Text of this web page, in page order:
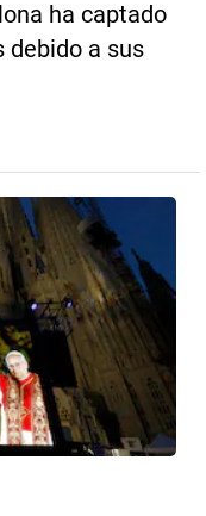
ha captado
debido a sus